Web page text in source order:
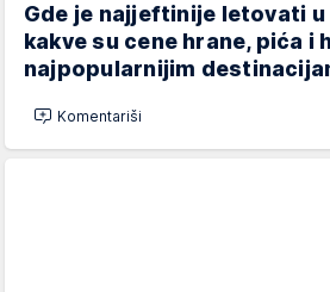
Gde je najjeftinije letovati u
kakve su cene hrane, pića i
najpopularnijim
Komentariši